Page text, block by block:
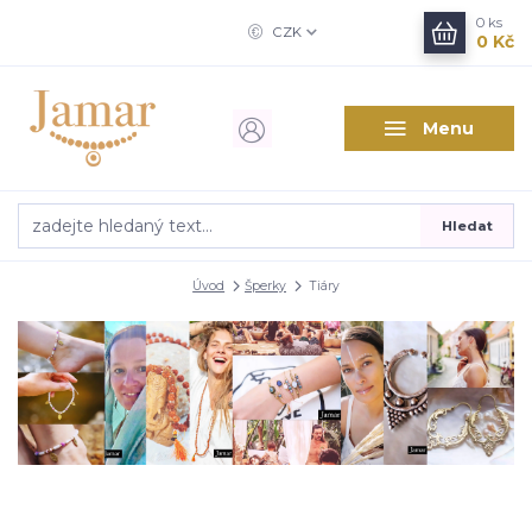
Menu
CZK
Hledat
0 ks
0 Kč
Úvod Šperky Tiáry